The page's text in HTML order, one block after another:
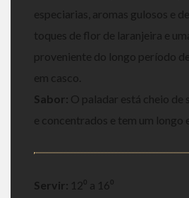
especiarias, aromas gulosos e
toques de flor de laranjeira e
proveniente do longo período
em casco.
Sabor: O paladar está cheio de
e concentrados e tem um longo
Servir: 12⁰ a 16⁰